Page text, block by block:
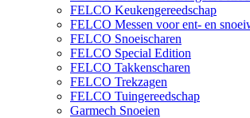
FELCO Keukengereedschap
FELCO Messen voor ent- en
FELCO Snoeischaren
FELCO Special Edition
FELCO Takkenscharen
FELCO Trekzagen
FELCO Tuingereedschap
Garmech Snoeien